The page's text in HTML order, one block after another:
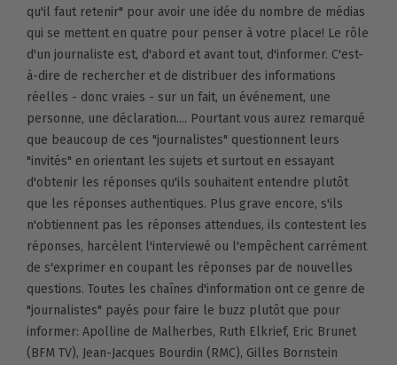
qu'il faut retenir" pour avoir une idée du nombre de médias
qui se mettent en quatre pour penser à votre place! Le rôle
d'un journaliste est, d'abord et avant tout, d'informer. C'est-
à-dire de rechercher et de distribuer des informations
réelles - donc vraies - sur un fait, un événement, une
personne, une déclaration.... Pourtant vous aurez remarqué
que beaucoup de ces "journalistes" questionnent leurs
"invités" en orientant les sujets et surtout en essayant
d'obtenir les réponses qu'ils souhaitent entendre plutôt
que les réponses authentiques. Plus grave encore, s'ils
n'obtiennent pas les réponses attendues, ils contestent les
réponses, harcèlent l'interviewé ou l'empêchent carrément
de s'exprimer en coupant les réponses par de nouvelles
questions. Toutes les chaînes d'information ont ce genre de
"journalistes" payés pour faire le buzz plutôt que pour
informer: Apolline de Malherbes, Ruth Elkrief, Eric Brunet
(BFM TV), Jean-Jacques Bourdin (RMC), Gilles Bornstein